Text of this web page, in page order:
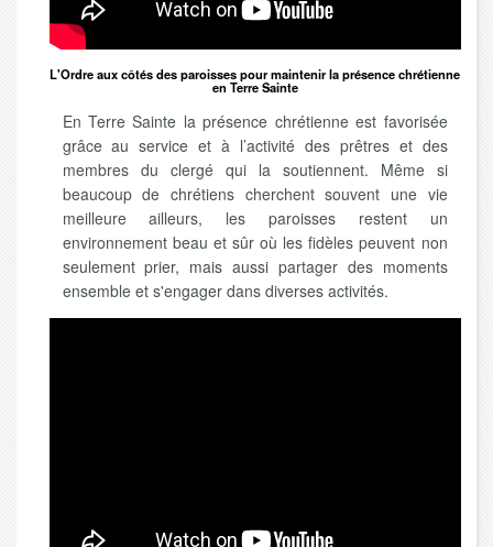
L'Ordre aux côtés des paroisses pour maintenir la présence chrétienne
en Terre Sainte
En Terre Sainte la présence chrétienne est favorisée
grâce au service et à l’activité des prêtres et des
membres du clergé qui la soutiennent. Même si
beaucoup de chrétiens cherchent souvent une vie
meilleure ailleurs, les paroisses restent un
environnement beau et sûr où les fidèles peuvent non
seulement prier, mais aussi partager des moments
ensemble et s'engager dans diverses activités.